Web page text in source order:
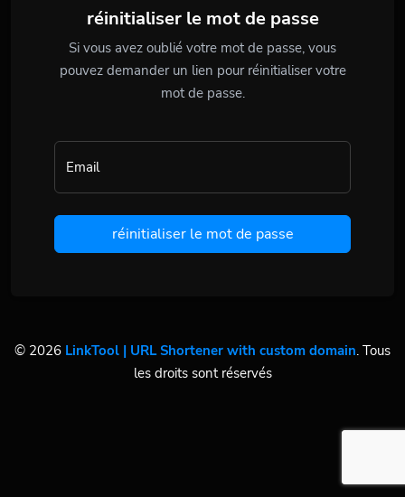
réinitialiser le mot de passe
Si vous avez oublié votre mot de passe, vous
pouvez demander un lien pour réinitialiser votre
mot de passe.
Email
réinitialiser le mot de passe
© 2026 LinkTool | URL Shortener with custom domain. Tous
les droits sont réservés